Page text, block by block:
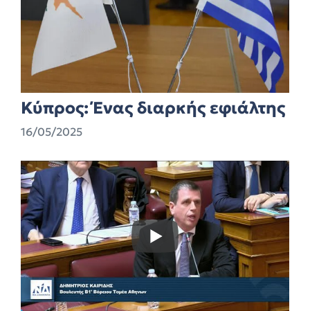
Κύπρος: Ένας διαρκής εφιάλτης
16/05/2025